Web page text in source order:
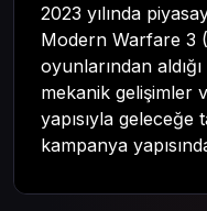
2023 yılında
Modern Warfare 3
oyunlarından
mekanik gelişimler
yapısıyla geleceğe
kampanya
kadar her şeyi